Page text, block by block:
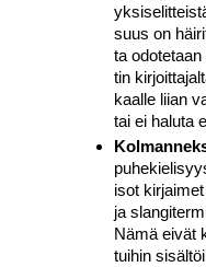
suus on
ta
tin
kaal­le lii­an
tai ei halu­ta
isot
ja
Nämä eivät
tui­hin